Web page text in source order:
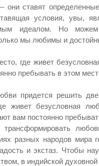
ставят
условия, увы,
идеалом. Но
мы любимы и
где живет
пребывать в этом
придется решить
живет безусловная
вам постоянно
трансформировать
разных народов мира
и экстаз. Чтобы
в индийской